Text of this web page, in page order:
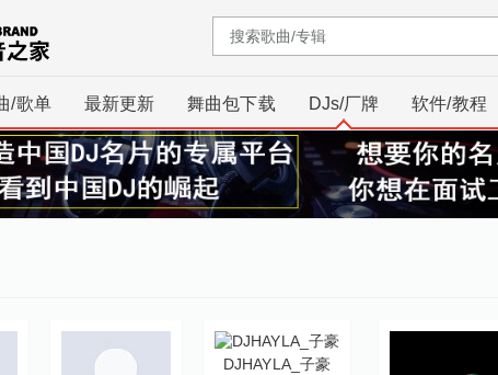
/歌单 最新更新 舞曲包下载 DJs/厂牌 软件/教程
DJHAYLA_子豪